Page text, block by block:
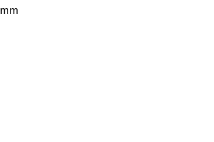
mm